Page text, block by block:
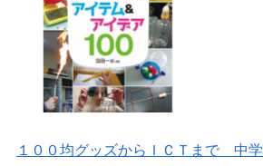
１００均グッズからＩＣＴまで 中